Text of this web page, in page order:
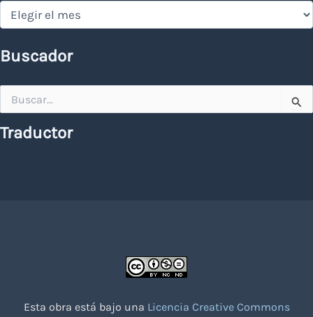
Hemeroteca
Buscador
por:
Traductor
Esta obra está bajo una Licencia Creative Commons